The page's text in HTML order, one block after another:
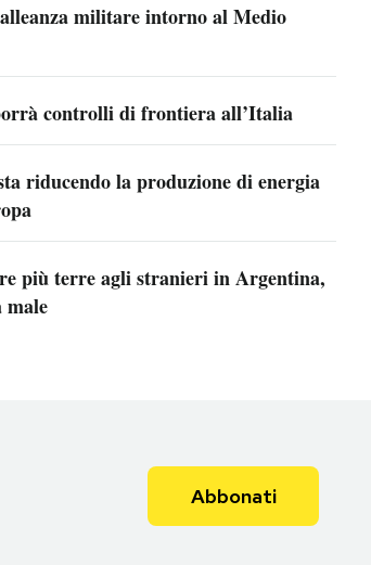
alleanza militare intorno al Medio
controlli di frontiera all’Italia
riducendo la produzione di energia
più terre agli stranieri in Argentina,
male
Abbonati